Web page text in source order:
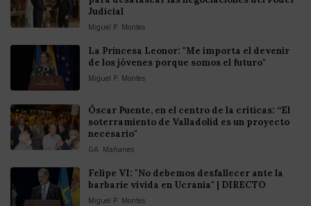
Judicial
Miguel P. Montes
La Princesa Leonor: "Me importa el devenir
de los jóvenes porque somos el futuro"
Miguel P. Montes
Óscar Puente, en el centro de la críticas: “El
soterramiento de Valladolid es un proyecto
necesario"
GA. Mañanes
Felipe VI: "No debemos desfallecer ante la
barbarie vivida en Ucrania" | DIRECTO
Miguel P. Montes